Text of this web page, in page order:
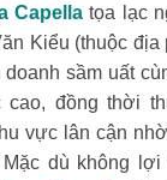
Capella tọa lạc
Kiểu (thuộc địa
sầm uất
cao, đồng thời
vực lân cận
dù không